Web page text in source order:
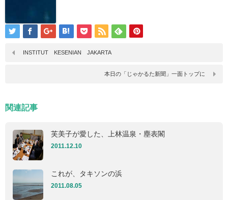
INSTITUT KESENIAN JAKARTA
本日の「じゃかるた新聞」一面トップに
関連記事
芙美子が愛した、上林温泉・塵表閣
2011.12.10
これが、タキソンの浜
2011.08.05